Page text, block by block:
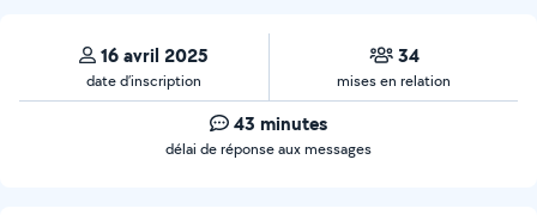
16 avril 2025
date d’inscription
34
mises en relation
43 minutes
délai de réponse aux messages